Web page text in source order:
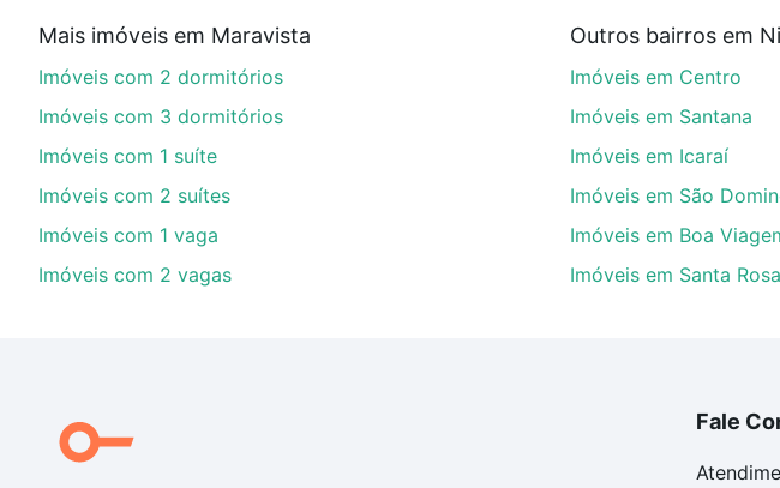
Aqui na Loft temos a oferta ideal para você, com Imóveis com 1 suite à venda
financiamento imobiliário as parcelas podem se adequar ao seu orçamento. Se
portal quanto custa comprar um apartamento e conte com a gente para
Mais imóveis em Maravista
Imóveis com 2 dormitórios
Imóveis com 3 dormitórios
Imóveis com 1 suíte
Imóveis com 2 suítes
Imóveis com 1 vaga
Imóveis com 2 vagas
Outros bairros em
Imóveis em Centro
Imóveis em Santana
Imóveis em Icaraí
Imóveis em São
Imóveis em Boa
Imóveis em Santa Rosa
Fale